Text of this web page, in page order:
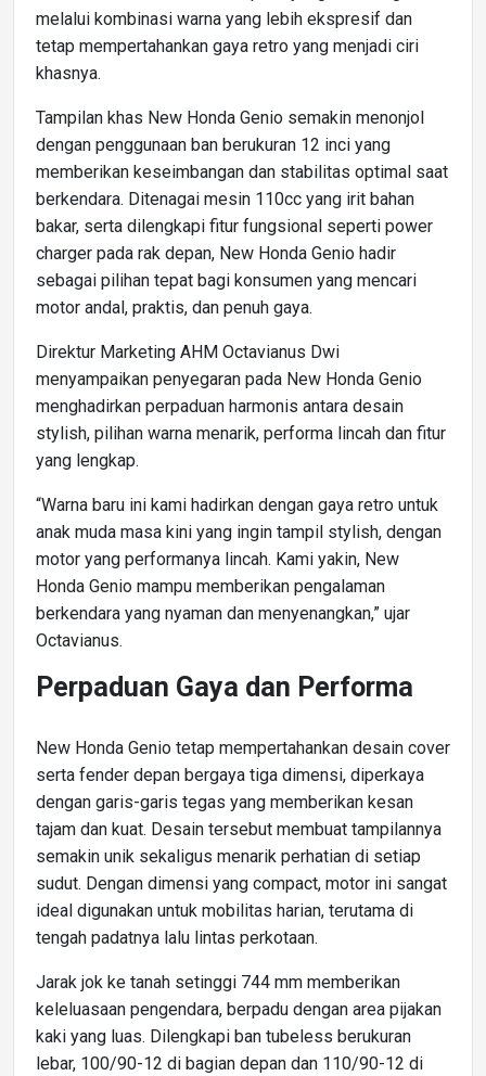
melalui kombinasi warna yang lebih ekspresif dan
tetap mempertahankan gaya retro yang menjadi ciri
khasnya.
Tampilan khas New Honda Genio semakin menonjol
dengan penggunaan ban berukuran 12 inci yang
memberikan keseimbangan dan stabilitas optimal saat
berkendara. Ditenagai mesin 110cc yang irit bahan
bakar, serta dilengkapi fitur fungsional seperti power
charger pada rak depan, New Honda Genio hadir
sebagai pilihan tepat bagi konsumen yang mencari
motor andal, praktis, dan penuh gaya.
Direktur Marketing AHM Octavianus Dwi
menyampaikan penyegaran pada New Honda Genio
menghadirkan perpaduan harmonis antara desain
stylish, pilihan warna menarik, performa lincah dan fitur
yang lengkap.
“Warna baru ini kami hadirkan dengan gaya retro untuk
anak muda masa kini yang ingin tampil stylish, dengan
motor yang performanya lincah. Kami yakin, New
Honda Genio mampu memberikan pengalaman
berkendara yang nyaman dan menyenangkan,” ujar
Octavianus.
Perpaduan Gaya dan Performa
New Honda Genio tetap mempertahankan desain cover
serta fender depan bergaya tiga dimensi, diperkaya
dengan garis-garis tegas yang memberikan kesan
tajam dan kuat. Desain tersebut membuat tampilannya
semakin unik sekaligus menarik perhatian di setiap
sudut. Dengan dimensi yang compact, motor ini sangat
ideal digunakan untuk mobilitas harian, terutama di
tengah padatnya lalu lintas perkotaan.
Jarak jok ke tanah setinggi 744 mm memberikan
keleluasaan pengendara, berpadu dengan area pijakan
kaki yang luas. Dilengkapi ban tubeless berukuran
lebar, 100/90-12 di bagian depan dan 110/90-12 di